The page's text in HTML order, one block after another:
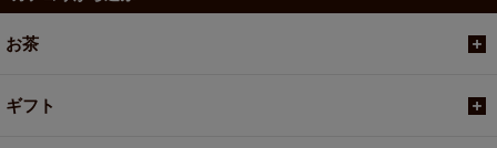
お茶
ギフト